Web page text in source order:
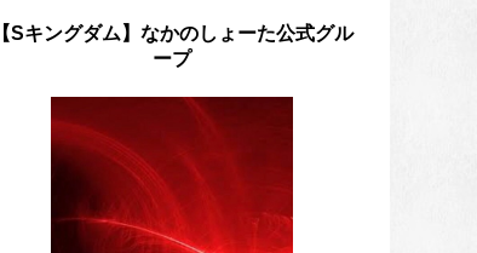
【Sキングダム】なかのしょーた公式グル
ープ